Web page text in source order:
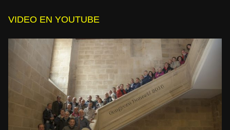
VIDEO EN YOUTUBE